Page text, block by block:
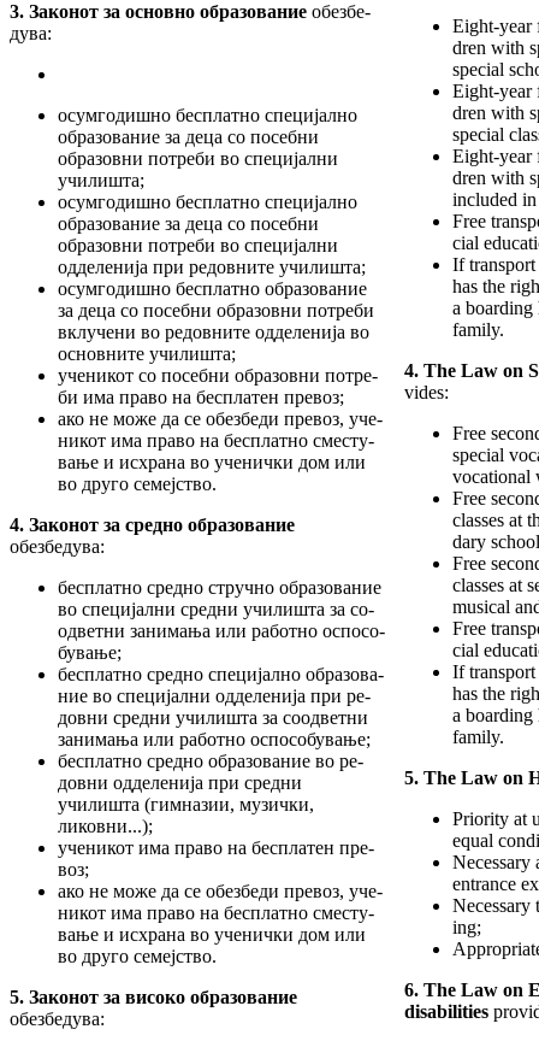
3. Законот за основно образование обезбе­
ду­­­ва:
осумгодишно бесплатно специјално
об­ра­зование за деца со посебни
образовни потреби во специјални
училишта;
осумгодишно бесплатно специјално
об­ра­зование за деца со посебни
образовни потреби во специјални
одделенија при редовните училишта;
осумгодишно бесплатно образование
за деца со посебни образовни потреби
вклу­­­­­чени во редовните одделенија во
ос­­нов­­ните училишта;
ученикот со посебни образовни потре­
би има право на бесплатен превоз;
ако не може да се обезбеди превоз, уче­
никот има право на бесплатно сместу­
вање и исхрана во ученички дом или
во друго семејство.
4. Законот за средно образование
обезбе­ду­ва:
бесплатно средно стручно образование
во специјални средни училишта за со­
од­ветни занимања или работно оспо­со­
бу­вање;
бесплатно средно специјално образова­
ние во специјални одделенија при ре­
дов­ни средни училишта за соодветни
за­нимања или работно оспособување;
бесплатно средно образование во ре­
дов­­ни одделенија при средни
училишта (гимназии, музички,
ликовни...);
ученикот има право на бесплатен пре­
воз;
ако не може да се обезбеди превоз, уче­
никот има право на бесплатно сместу­
вање и исхрана во ученички дом или
во друго семејство.
5. Законот за високо образование
обезбеду­ва:
Eight-year
dren with
special
Eight-year
dren with
special
Eight-year
dren with
included
Free
cial
If
has the
a boarding
family.
4. The Law on
vides:
Free
special
vocational
Free
classes at
dary
Free
classes at
musical
Free
cial
If
has the
a boarding
family.
5. The Law on
Priority at
equal
Necessary
entrance
Necessary
ing;
6. The Law on
disabilities